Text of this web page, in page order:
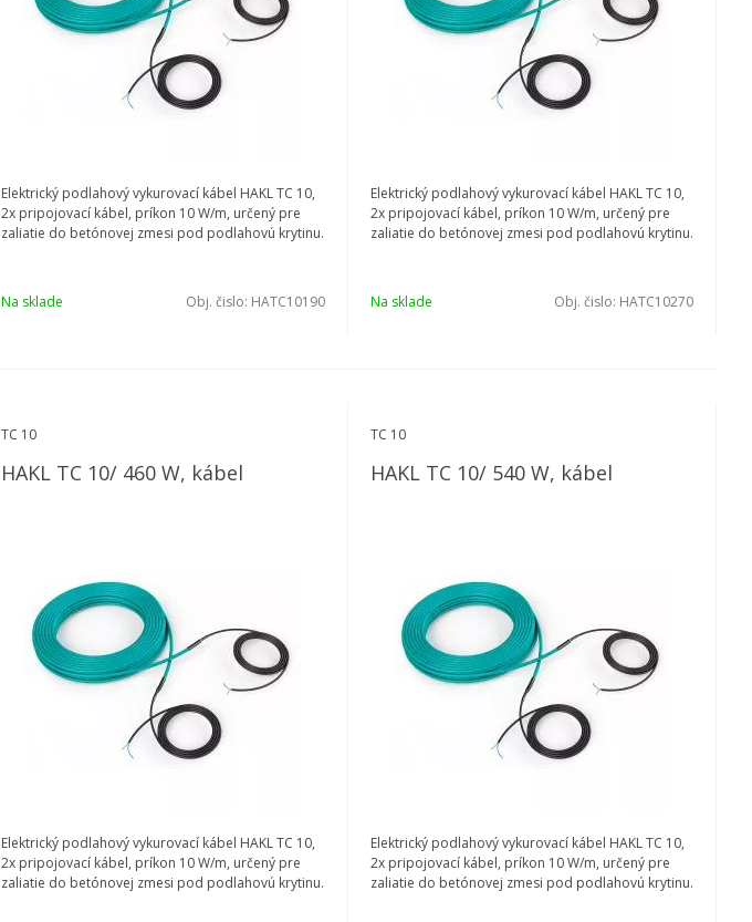
Elektrický podlahový vykurovací kábel HAKL TC 10,
2x pripojovací kábel, príkon 10 W/m, určený pre
zaliatie do betónovej zmesi pod podlahovú krytinu.
Na sklade Obj. čislo: HATC10190
Elektrický podlahový vykurovací kábel HAKL TC 10,
2x pripojovací kábel, príkon 10 W/m, určený pre
zaliatie do betónovej zmesi pod podlahovú krytinu.
Na sklade Obj. čislo: HATC10270
TC 10
HAKL TC 10/ 460 W, kábel
Elektrický podlahový vykurovací kábel HAKL TC 10,
2x pripojovací kábel, príkon 10 W/m, určený pre
zaliatie do betónovej zmesi pod podlahovú krytinu.
TC 10
HAKL TC 10/ 540 W, kábel
Elektrický podlahový vykurovací kábel HAKL TC 10,
2x pripojovací kábel, príkon 10 W/m, určený pre
zaliatie do betónovej zmesi pod podlahovú krytinu.